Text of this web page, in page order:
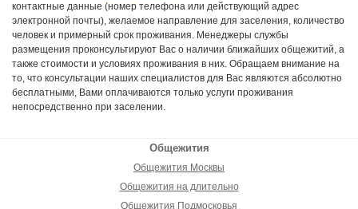
контактные данные (номер телефона или действующий адрес
электронной почты), желаемое направление для заселения, количество
человек и примерный срок проживания. Менеджеры службы
размещения проконсультируют Вас о наличии ближайших общежитий, а
также стоимости и условиях проживания в них. Обращаем внимание на
то, что консультации наших специалистов для Вас являются абсолютно
бесплатными, Вами оплачиваются только услуги проживания
непосредственно при заселении.
Общежития
Общежития Москвы
Общежития на длительно
Общежития Подмосковья